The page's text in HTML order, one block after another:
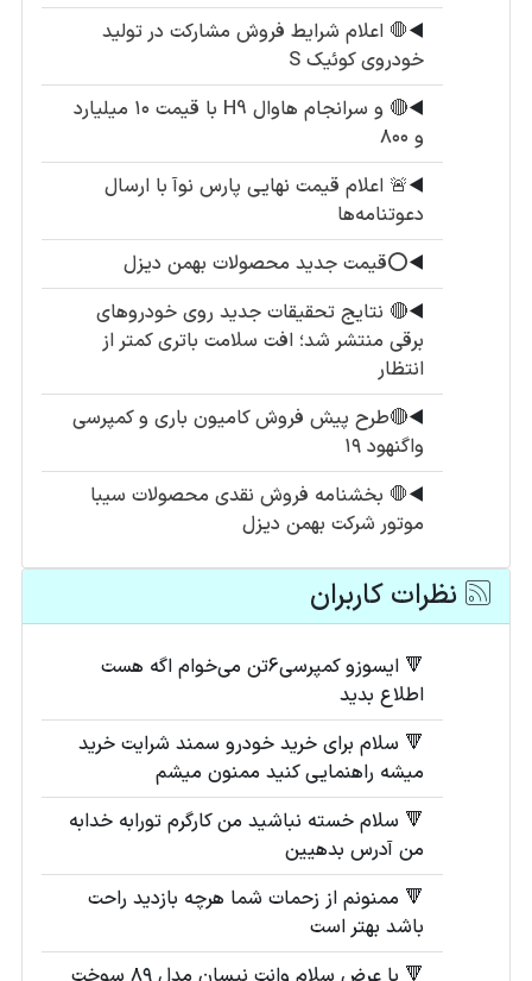
◀️🛑 اعلام شرایط فروش مشارکت در تولید
خودروی کوئیک S
◀️
🔴 و سرانجام هاوال H9 با قیمت ۱۰ میلیارد
و ۸۰۰
◀️🚨 اعلام قیمت نهایی پارس نوآ با ارسال
دعوتنامه‌ها
◀️⭕️قیمت جدید محصولات بهمن دیزل
◀️🔴 نتایج تحقیقات جدید روی خودروهای
برقی منتشر شد؛ افت سلامت باتری کمتر از
انتظار
◀️🔴طرح پیش فروش کامیون باری و کمپرسی
واگنهود ۱۹
◀️🛑 بخشنامه فروش نقدی محصولات سیبا
موتور شرکت بهمن دیزل
نظرات کاربران
🔻 ایسوزو کمپرسی6تن می‌خوام اگه هست
اطلاع بدید
🔻 سلام برای خرید خودرو سمند شرایت خرید
میشه راهنمایی کنید ممنون میشم
🔻 سلام خسته نباشید من کارگرم تورابه خدابه
من آدرس بدهیین
🔻 ممنونم از زحمات شما هرچه بازدید راحت
باشد بهتر است